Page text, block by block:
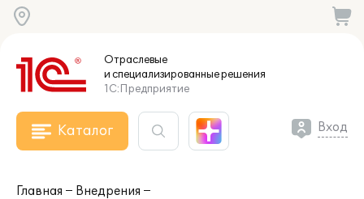
Отраслевые
и специализированныерешения
1С:Предприятие
Каталог Вход
Главная
Внедрения